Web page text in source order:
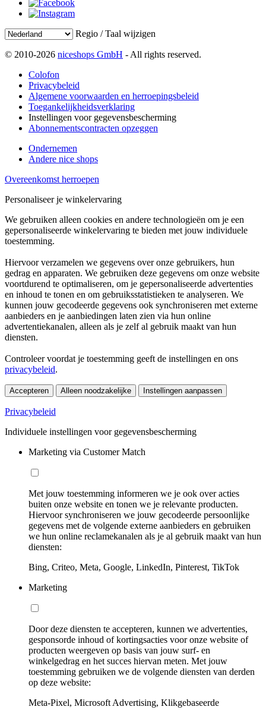
Regio / Taal wijzigen
© 2010-2026 niceshops GmbH - All rights reserved.
Colofon
Privacybeleid
Algemene voorwaarden en herroepingsbeleid
Toegankelijkheidsverklaring
Instellingen voor gegevensbescherming
Abonnementscontracten opzeggen
Ondernemen
Andere nice shops
Overeenkomst herroepen
Personaliseer je winkelervaring
We gebruiken alleen cookies en andere technologieën om je een
gepersonaliseerde winkelervaring te bieden met jouw individuele
toestemming.
Hiervoor verzamelen we gegevens over onze gebruikers, hun
gedrag en apparaten. We gebruiken deze gegevens om onze website
voortdurend te optimaliseren, om je gepersonaliseerde advertenties
en inhoud te tonen en om gebruiksstatistieken te analyseren. We
kunnen jouw gecodeerde gegevens ook synchroniseren met externe
aanbieders en je aanbiedingen laten zien via hun online
advertentiekanalen, alleen als je zelf al gebruik maakt van hun
diensten.
Controleer voordat je toestemming geeft de instellingen en ons
privacybeleid.
Accepteren Alleen noodzakelijke Instellingen aanpassen
Privacybeleid
Individuele instellingen voor gegevensbescherming
Marketing via Customer Match
Met jouw toestemming informeren we je ook over acties
buiten onze website en tonen we je relevante producten.
Hiervoor synchroniseren we jouw gecodeerde persoonlijke
gegevens met de volgende externe aanbieders en gebruiken
we hun online reclamekanalen als je al gebruik maakt van hun
diensten:
Bing, Criteo, Meta, Google, LinkedIn, Pinterest, TikTok
Marketing
Door deze diensten te accepteren, kunnen we advertenties,
gesponsorde inhoud of kortingsacties voor onze website of
producten weergeven op basis van jouw surf- en
winkelgedrag en het succes hiervan meten. Met jouw
toestemming gebruiken we de volgende diensten van derden
op deze website:
Meta-Pixel, Microsoft Advertising, Klikgebaseerde